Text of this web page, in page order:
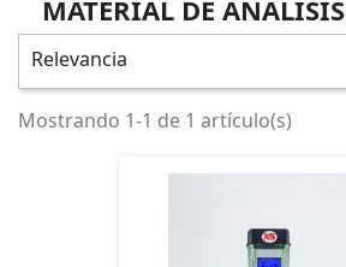
MATERIAL DE ANÁLISIS
Relevancia
Mostrando 1-1 de 1 artículo(s)